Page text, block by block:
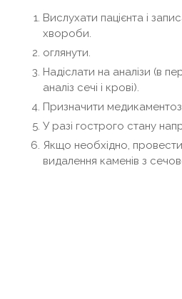
Вислухати пацієнта і
хвороби.
оглянути.
Надіслати на аналізи (в
аналіз сечі і крові).
Призначити
У разі гострого стану
Якщо необхідно,
видалення каменів з